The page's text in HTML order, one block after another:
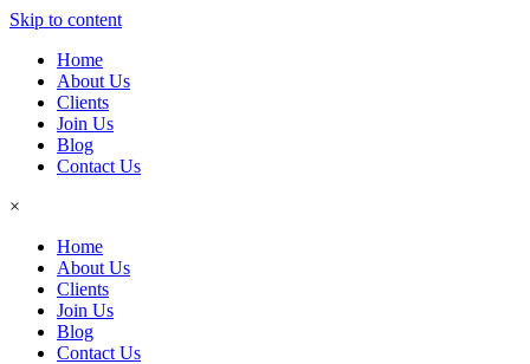
Skip to content
Home
About Us
Clients
Join Us
Blog
Contact Us
×
Home
About Us
Clients
Join Us
Blog
Contact Us